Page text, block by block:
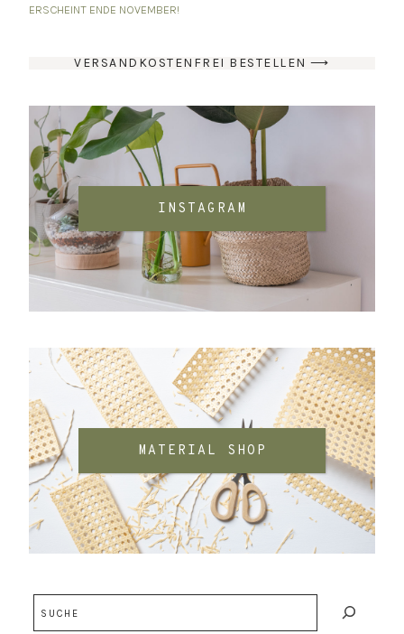
ERSCHEINT ENDE NOVEMBER!
VERSANDKOSTENFREI BESTELLEN ⟶
INSTAGRAM
MATERIAL SHOP